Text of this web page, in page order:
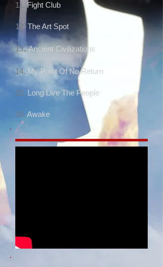
11. Fight Club
12. The Art Spot
13. Ancient Civilizations
14. My Point Of No Return
15. Long Live The People
16. Awake